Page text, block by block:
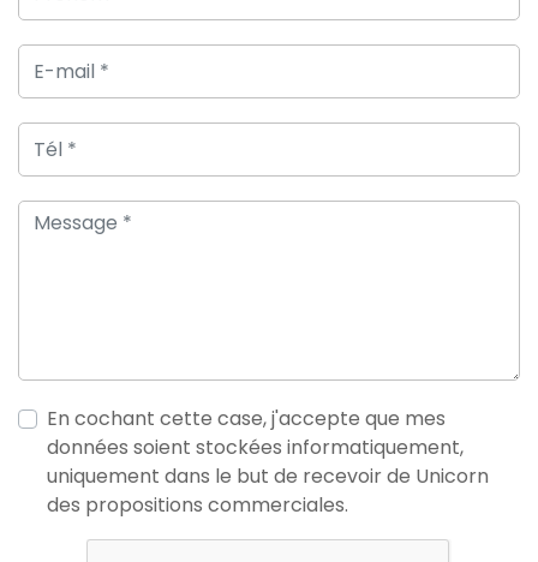
En cochant cette case, j'accepte que mes
données soient stockées informatiquement,
uniquement dans le but de recevoir de Unicorn
des propositions commerciales.